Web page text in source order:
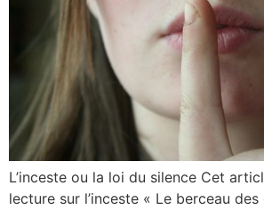
L’inceste ou la loi du silence Cet
lecture sur l’inceste « Le berceau